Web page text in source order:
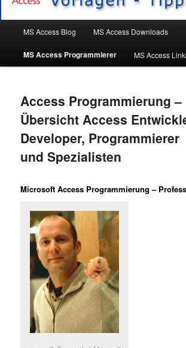
MS Access Blog MS Access Downloads
MS Access Programmierer MS Access
Access Programmierung –
Übersicht Access
Developer, Programmierer
und Spezialisten
Microsoft Access Programmierung –